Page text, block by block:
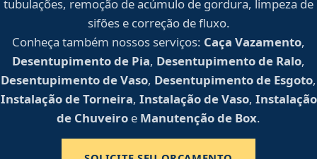
tubulações, remoção de acúmulo de gordura, limpeza de
sifões e correção de fluxo.
Conheça também nossos serviços: Caça Vazamento,
Desentupimento de Pia, Desentupimento de Ralo,
Desentupimento de Vaso, Desentupimento de Esgoto,
Instalação de Torneira, Instalação de Vaso, Instalação
de Chuveiro e Manutenção de Box.